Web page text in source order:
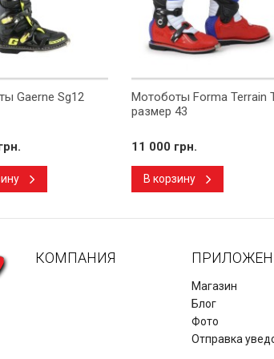
Gaerne Sg12
Мотоботы Forma Terrain
размер 43
11 000 грн.
В корзину
КОМПАНИЯ
Магазин
Блог
Фото
Отправка